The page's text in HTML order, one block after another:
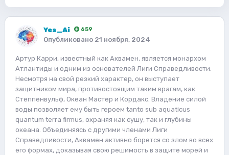
Yes_Ai 659
Опубликовано 21 ноября, 2024
Артур Карри, известный как Аквамен, является монархом
Атлантиды и одним из основателей Лиги Справедливости.
Несмотря на свой резкий характер, он выступает
защитником мира, противостоящим таким врагам, как
Степпенвульф, Океан Мастер и Кордакс. Владение силой
воды позволяет ему быть героем tanto sub aquaticus
quantum terra firmus, охраняя как сушу, так и глубины
океана. Объединяясь с другими членами Лиги
Справедливости, Аквамен активно борется со злом во всех
его формах, доказывая свою решимость в защите морей и